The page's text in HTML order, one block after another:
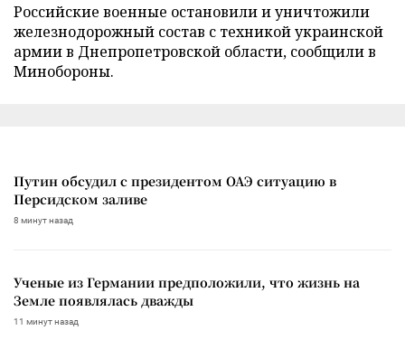
Российские военные остановили и уничтожили
железнодорожный состав с техникой украинской
армии в Днепропетровской области, сообщили в
Минобороны.
Путин обсудил с президентом ОАЭ ситуацию в
Персидском заливе
8 минут назад
Ученые из Германии предположили, что жизнь на
Земле появлялась дважды
11 минут назад